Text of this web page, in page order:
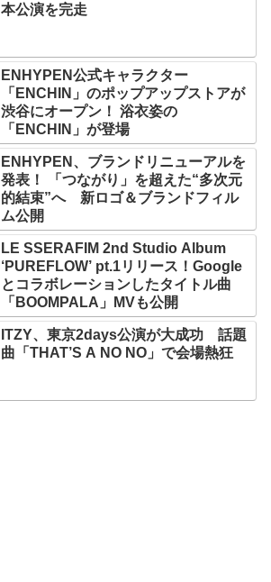
本公演を完走
ENHYPEN公式キャラクター
「ENCHIN」のポップアップストアが
渋谷にオープン！ 浴衣姿の
「ENCHIN」が登場
ENHYPEN、ブランドリニューアルを
発表！ 「つながり」を超えた“多次元
的結束”へ 新ロゴ＆ブランドフィル
ム公開
LE SSERAFIM 2nd Studio Album
‘PUREFLOW’ pt.1リリース！Google
とコラボレーションしたタイトル曲
「BOOMPALA」MVも公開
ITZY、東京2days公演が大成功 話題
曲「THAT’S A NO NO」で会場熱狂